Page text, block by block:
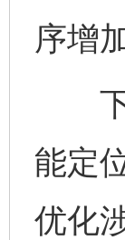
序增
下
能定
优化